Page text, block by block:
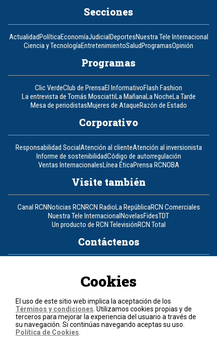
Secciones
ActualidadPolíticaEconomíaJudicialDeportesNuestra Tele Internacional
Ciencia y TecnologíaEntretenimientoSaludProgramasOpinión
Programas
Clic VerdeClub de PrensaEl InformativoFlash Fashion
La entrevista de Tomás MosciattiLa MañanaLa NocheLa Tarde
Mesa de periodistasMujeres de AtaqueRazón de Estado
Corporativo
Responsabilidad SocialAtención al clienteAtención al inversionista
Informe de sostenibilidadCódigo de autorregulación
Ventas InternacionalesLínea ÉticaPrensa RCNOBA
Visite también
Canal RCNNoticias RCNRCN RadioLa RepúblicaRCN Comerciales
Nuestra Tele InternacionalNovelasFidesTDT
Un producto de RCN TelevisiónRCN Total
Contáctenos
Política de cookies
Términos y condiciones
© 2026, RCN Medios.
Todos los derechos reservados.
Cookies
El uso de este sitio web implica la aceptación de los
Términos y condiciones . Utilizamos cookies propias y de
terceros para mejorar la experiencia del usuario a través de
su navegación. Si continúas navegando aceptas su uso.
Política de Cookies